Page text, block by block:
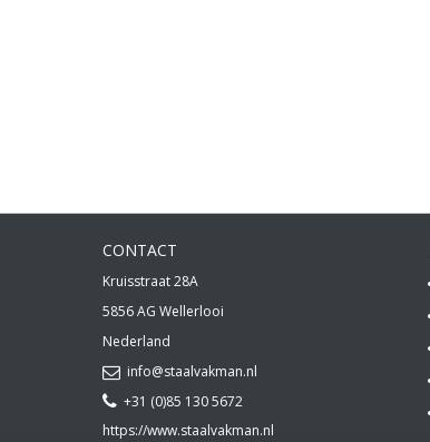
CONTACT
Kruisstraat 28A
5856 AG Wellerlooi
Nederland
info@staalvakman.nl
+31 (0)85 130 5672
https://www.staalvakman.nl